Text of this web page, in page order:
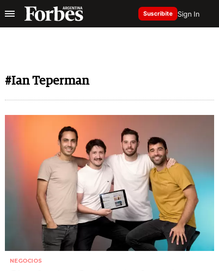
Suscribite Sign In
#Ian Teperman
NEGOCIOS